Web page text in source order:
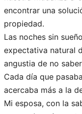
encontrar una
propiedad.
Las noches sin
expectativa natural
angustia de no
Cada día que
acercaba más a la
Mi esposa, con la